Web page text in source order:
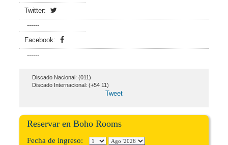
Twitter:
------
Facebook:
------
Discado Nacional: (011)
Discado Internacional: (+54 11)
Tweet
Reservar en Boho Rooms
Fecha de ingreso: